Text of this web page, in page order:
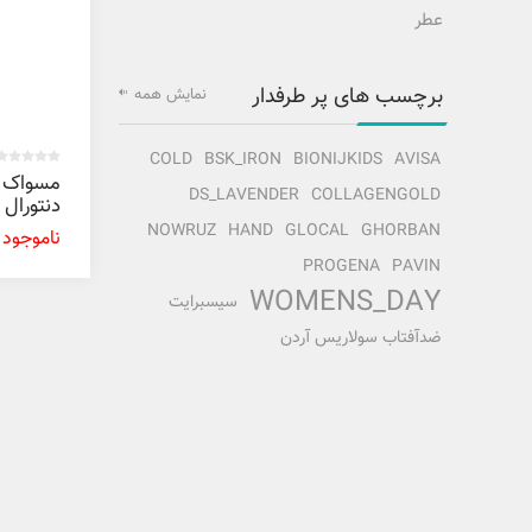
مسواک
دنتورال
ناموجود
عطر
برچسب های پر طرفدار
AVISA
BIONIJKIDS
BSK_IRON
COLD
COLLAGENGOLD
DS_LAVENDER
GHORBAN
GLOCAL
HAND
NOWRUZ
PAVIN
PROGENA
WOMENS_DAY سیسبرایت
ضدآفتاب سولاریس آردن
نمایش همه